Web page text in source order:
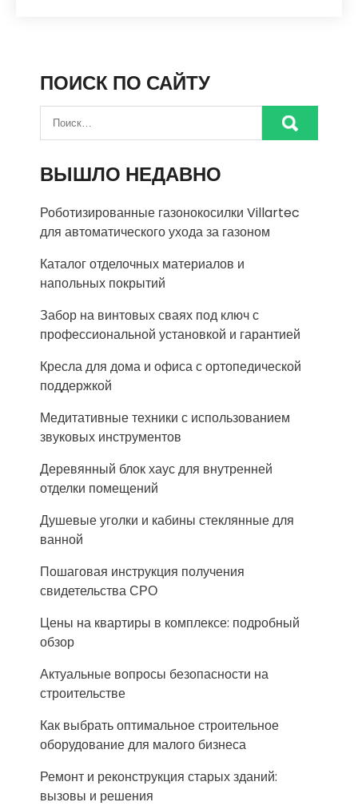
ПОИСК ПО САЙТУ
ВЫШЛО НЕДАВНО
Роботизированные газонокосилки Villartec
для автоматического ухода за газоном
Каталог отделочных материалов и
напольных покрытий
Забор на винтовых сваях под ключ с
профессиональной установкой и гарантией
Кресла для дома и офиса с ортопедической
поддержкой
Медитативные техники с использованием
звуковых инструментов
Деревянный блок хаус для внутренней
отделки помещений
Душевые уголки и кабины стеклянные для
ванной
Пошаговая инструкция получения
свидетельства СРО
Цены на квартиры в комплексе: подробный
обзор
Актуальные вопросы безопасности на
строительстве
Как выбрать оптимальное строительное
оборудование для малого бизнеса
Ремонт и реконструкция старых зданий:
вызовы и решения